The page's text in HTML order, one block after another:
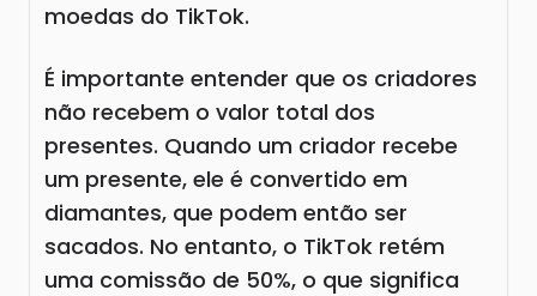
moedas do TikTok.
É importante entender que os criadores
não recebem o valor total dos
presentes. Quando um criador recebe
um presente, ele é convertido em
diamantes, que podem então ser
sacados. No entanto, o TikTok retém
uma comissão de 50%, o que significa